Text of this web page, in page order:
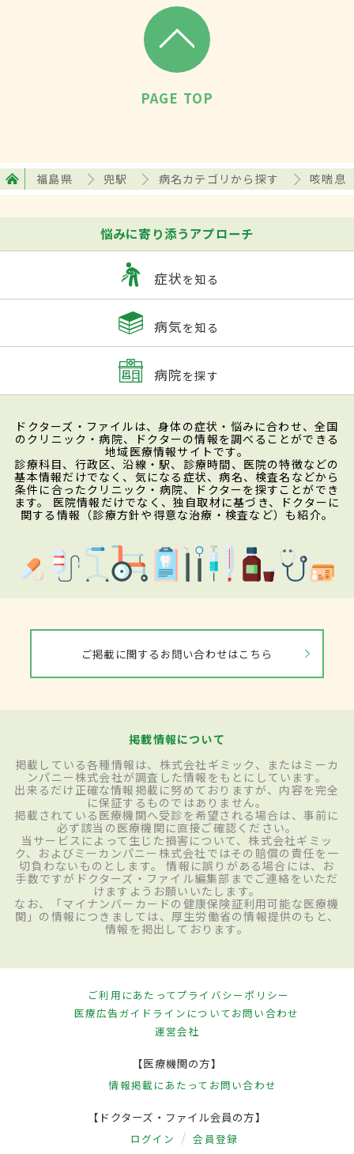
PAGE TOP
福島県 兜駅 病名カテゴリから探す 咳喘息
悩みに寄り添うアプローチ
症状を知る
病気を知る
病院を探す
ドクターズ・ファイルは、身体の症状・悩みに合わせ、全国
のクリニック・病院、ドクターの情報を調べることができる
地域医療情報サイトです。
診療科目、行政区、沿線・駅、診療時間、医院の特徴などの
基本情報だけでなく、気になる症状、病名、検査名などから
条件に合ったクリニック・病院、ドクターを探すことができ
ます。 医院情報だけでなく、独自取材に基づき、ドクターに
関する情報（診療方針や得意な治療・検査など）も紹介。
ご掲載に関するお問い合わせはこちら
掲載情報について
掲載している各種情報は、株式会社ギミック、またはミーカ
ンパニー株式会社が調査した情報をもとにしています。
出来るだけ正確な情報掲載に努めておりますが、内容を完全
に保証するものではありません。
掲載されている医療機関へ受診を希望される場合は、事前に
必ず該当の医療機関に直接ご確認ください。
当サービスによって生じた損害について、株式会社ギミッ
ク、およびミーカンパニー株式会社ではその賠償の責任を一
切負わないものとします。 情報に誤りがある場合には、お
手数ですがドクターズ・ファイル編集部までご連絡をいただ
けますようお願いいたします。
なお、「マイナンバーカードの健康保険証利用可能な医療機
関」の情報につきましては、厚生労働省の情報提供のもと、
情報を掲出しております。
ご利用にあたってプライバシーポリシー
医療広告ガイドラインについてお問い合わせ
運営会社
【医療機関の方】
情報掲載にあたって お問い合わせ
【ドクターズ・ファイル会員の方】
ログイン 会員登録